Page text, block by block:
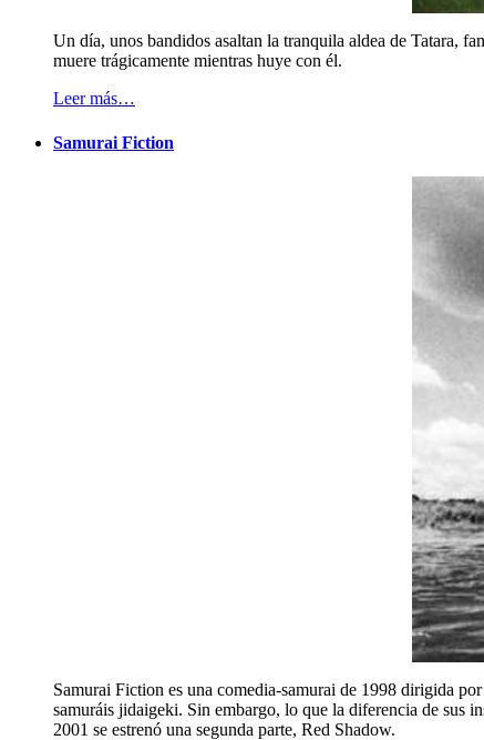
Un día, unos bandidos asaltan la tranquila aldea de Tatara,
muere trágicamente mientras huye con él.
Leer más…
Samurai Fiction
Samurai Fiction es una comedia-samurai de 1998 dirigida
samuráis jidaigeki. Sin embargo, lo que la diferencia de sus
2001 se estrenó una segunda parte, Red Shadow.